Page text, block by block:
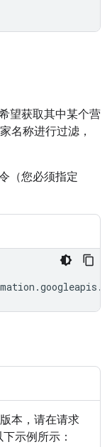
望获取其中某个营
名称进行过滤，
（您必须指定
本，请在请求
下示例所示：